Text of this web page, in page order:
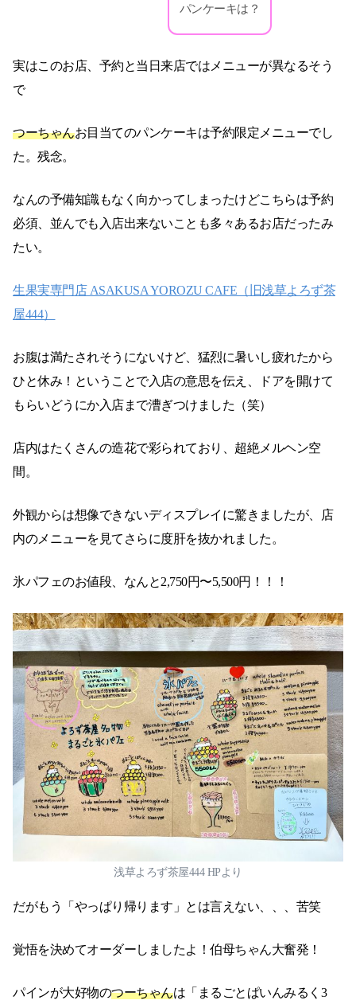
パンケーキは？
実はこのお店、予約と当日来店ではメニューが異なるそう
で
つーちゃんお目当てのパンケーキは予約限定メニューでし
た。残念。
なんの予備知識もなく向かってしまったけどこちらは予約
必須、並んでも入店出来ないことも多々あるお店だったみ
たい。
生果実専門店 ASAKUSA YOROZU CAFE（旧浅草よろず茶
屋444）
お腹は満たされそうにないけど、猛烈に暑いし疲れたから
ひと休み！ということで入店の意思を伝え、ドアを開けて
もらいどうにか入店まで漕ぎつけました（笑）
店内はたくさんの造花で彩られており、超絶メルヘン空
間。
外観からは想像できないディスプレイに驚きましたが、店
内のメニューを見てさらに度肝を抜かれました。
氷パフェのお値段、なんと2,750円〜5,500円！！！
浅草よろず茶屋444 HPより
だがもう「やっぱり帰ります」とは言えない、、、苦笑
覚悟を決めてオーダーしましたよ！伯母ちゃん大奮発！
パインが大好物のつーちゃんは「まるごとぱいんみるく3